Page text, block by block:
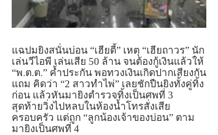
แฉปมยิงสนั่นบ่อน “เฮียตี้” เหตุ “เฮียถาวร” นัก
เล่นวีไอพี เล่นเสีย 50 ล้าน จนต้องกู้เงินแล้วให้
“พ.ต.ต.” ค้ำประกัน พอทวงเงินเกิดปากเสียงกัน
แถม คิดว่า “2 สาวทำไพ่” เลยชักปืนยิงทั้งคู่ทิ้ง
ก่อน แล้วหันมายิงตำรวจทิ้งเป็นศพที่ 3
สุดท้ายวิ่งไปหลบในห้องน้ำโทรสั่งเสีย
ครอบครัว แต่ถูก “ลูกน้องเจ้าของบ่อน” ตาม
มายิงเป็นศพที่ 4